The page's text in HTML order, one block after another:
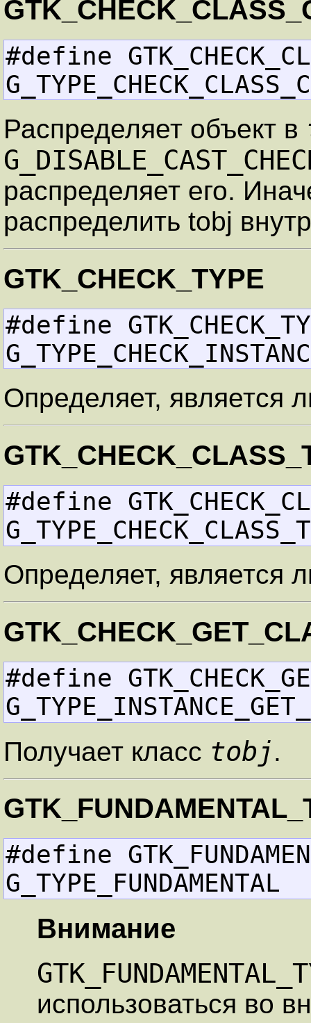
#define
Распределяет объект в
распределяет его.
распределить tobj
GTK_CHECK_TYPE
#define
Определяет, является
#define
Определяет, является
#define
Получает класс tobj.
#define
G_TYPE_FUNDAMENTAL
Внимание
использоваться во